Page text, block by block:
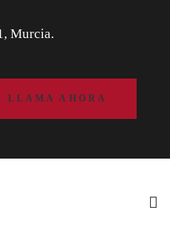
Murcia.
LLAMA AHORA